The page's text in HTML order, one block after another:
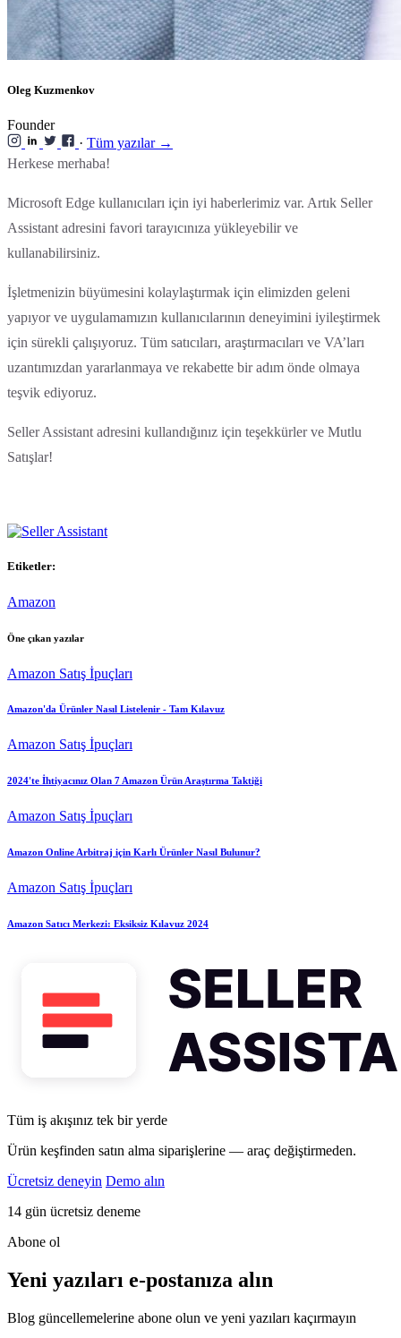
Oleg Kuzmenkov
Founder
· Tüm yazılar →
Herkese merhaba!
Microsoft Edge kullanıcıları için iyi haberlerimiz var. Artık Seller
Assistant adresini favori tarayıcınıza yükleyebilir ve
kullanabilirsiniz.
İşletmenizin büyümesini kolaylaştırmak için elimizden geleni
yapıyor ve uygulamamızın kullanıcılarının deneyimini iyileştirmek
için sürekli çalışıyoruz. Tüm satıcıları, araştırmacıları ve VA’ları
uzantımızdan yararlanmaya ve rekabette bir adım önde olmaya
teşvik ediyoruz.
Seller Assistant adresini kullandığınız için teşekkürler ve Mutlu
Satışlar!
Etiketler:
Amazon
Öne çıkan yazılar
Amazon Satış İpuçları
Amazon'da Ürünler Nasıl Listelenir - Tam Kılavuz
Amazon Satış İpuçları
2024'te İhtiyacınız Olan 7 Amazon Ürün Araştırma Taktiği
Amazon Satış İpuçları
Amazon Online Arbitraj için Karlı Ürünler Nasıl Bulunur?
Amazon Satış İpuçları
Amazon Satıcı Merkezi: Eksiksiz Kılavuz 2024
Tüm iş akışınız tek bir yerde
Ürün keşfinden satın alma siparişlerine — araç değiştirmeden.
Ücretsiz deneyin Demo alın
14 gün ücretsiz deneme
Abone ol
Yeni yazıları e-postanıza alın
Blog güncellemelerine abone olun ve yeni yazıları kaçırmayın